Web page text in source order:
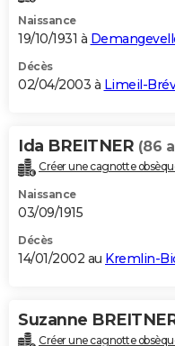
Naissance
19/10/1931 à
Décès
02/04/2003 à Limeil-
Ida BREITNER (86
Créer une cagnotte
Naissance
03/09/1915
Décès
14/01/2002 au Kremlin-
Suzanne
Créer une cagnotte